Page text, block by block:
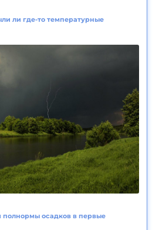
ли где-то температурные
полнормы осадков в первые